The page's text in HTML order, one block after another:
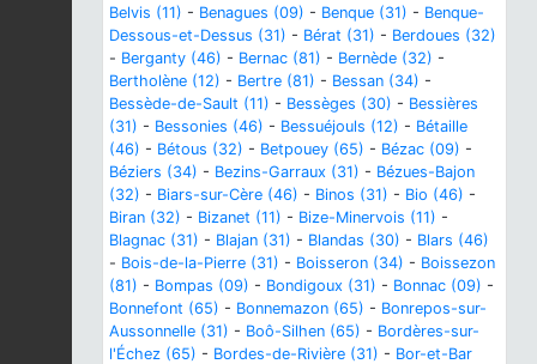
Belvis (11) - Benagues (09) - Benque (31) - Benque-
Dessous-et-Dessus (31) - Bérat (31) - Berdoues (32)
- Berganty (46) - Bernac (81) - Bernède (32) -
Bertholène (12) - Bertre (81) - Bessan (34) -
Bessède-de-Sault (11) - Bessèges (30) - Bessières
(31) - Bessonies (46) - Bessuéjouls (12) - Bétaille
(46) - Bétous (32) - Betpouey (65) - Bézac (09) -
Béziers (34) - Bezins-Garraux (31) - Bézues-Bajon
(32) - Biars-sur-Cère (46) - Binos (31) - Bio (46) -
Biran (32) - Bizanet (11) - Bize-Minervois (11) -
Blagnac (31) - Blajan (31) - Blandas (30) - Blars (46)
- Bois-de-la-Pierre (31) - Boisseron (34) - Boissezon
(81) - Bompas (09) - Bondigoux (31) - Bonnac (09) -
Bonnefont (65) - Bonnemazon (65) - Bonrepos-sur-
Aussonnelle (31) - Boô-Silhen (65) - Bordères-sur-
l'Échez (65) - Bordes-de-Rivière (31) - Bor-et-Bar